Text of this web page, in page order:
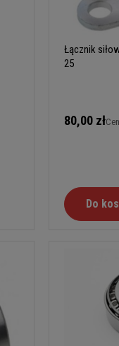
Łącznik
25
80,00 zł
Do